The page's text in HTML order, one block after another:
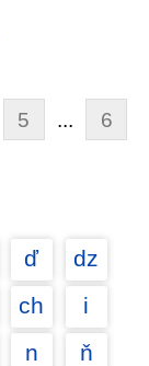
5 ... 6
ď
dz
ch
i
n
ň